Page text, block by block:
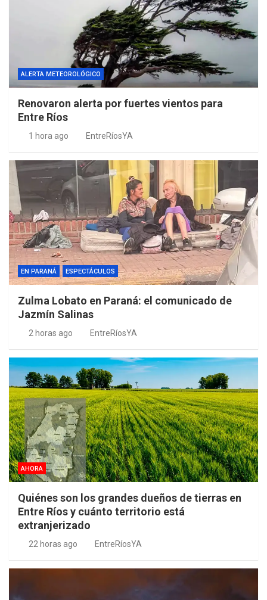
ALERTA METEOROLÓGICO
Renovaron alerta por fuertes vientos para
Entre Ríos
1 hora ago EntreRíosYA
EN PARANÁ ESPECTÁCULOS
Zulma Lobato en Paraná: el comunicado de
Jazmín Salinas
2 horas ago EntreRíosYA
AHORA
Quiénes son los grandes dueños de tierras en
Entre Ríos y cuánto territorio está
extranjerizado
22 horas ago EntreRíosYA